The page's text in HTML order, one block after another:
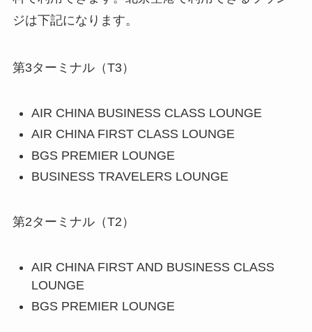
ジは下記になります。
第3ターミナル（T3）
AIR CHINA BUSINESS CLASS LOUNGE
AIR CHINA FIRST CLASS LOUNGE
BGS PREMIER LOUNGE
BUSINESS TRAVELERS LOUNGE
第2ターミナル（T2）
AIR CHINA FIRST AND BUSINESS CLASS
LOUNGE
BGS PREMIER LOUNGE